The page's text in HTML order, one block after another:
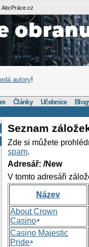
AbcPráce.cz
autory!
Články Učebnice
Seznam
Zde si můžete
spam.
Adresář: /New
V tomto adresáři
Název
About Crown
Casino
Casino Majestic
Pride